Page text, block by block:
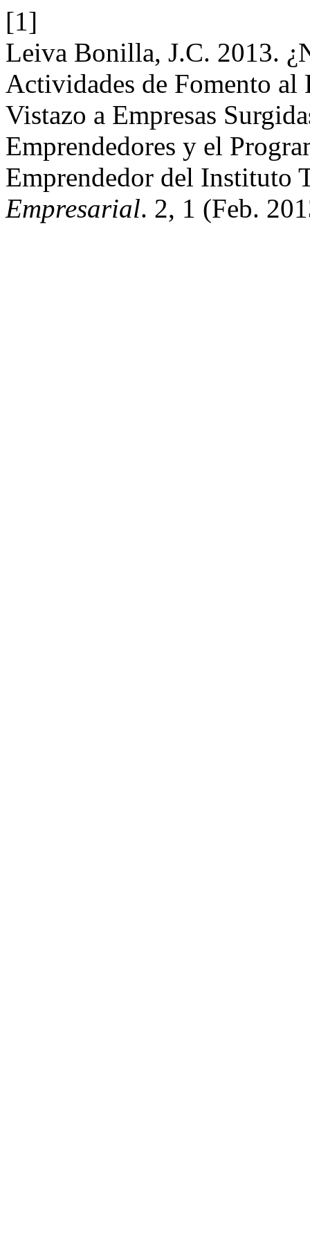
[1]
Leiva Bonilla, J.C. 2013.
Actividades de Fomento
Vistazo a Empresas
Emprendedores y el
Emprendedor del Instituto
Empresarial. 2, 1 (Feb.